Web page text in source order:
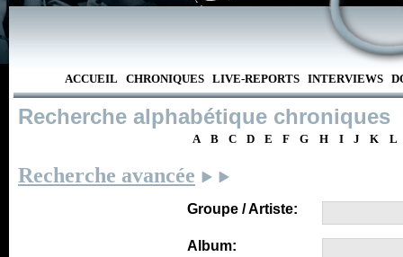
ACCUEIL CHRONIQUES LIVE-REPORTS INTERVIEWS
Recherche alphabétique chroniques
A B C D E F G H I J K L
Recherche avancée
Groupe / Artiste:
Album: